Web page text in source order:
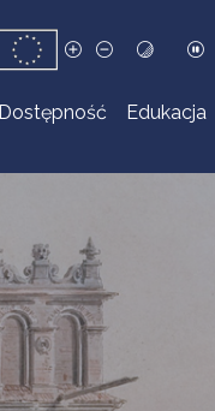
Dostępność Edukacja